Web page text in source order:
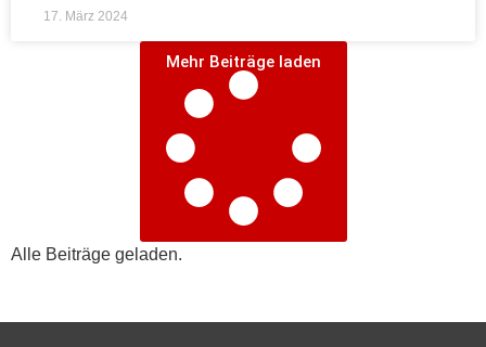
17. März 2024
Mehr Beiträge laden
Alle Beiträge geladen.